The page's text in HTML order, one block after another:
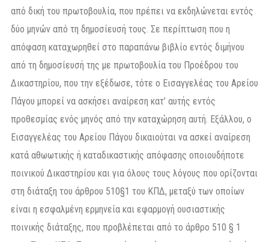
από δική του πρωτοβουλία, που πρέπει να εκδηλώνεται εντός
δύο μηνών από τη δημοσίευσή τους. Σε περίπτωση που η
απόφαση καταχωρηθεί στο παραπάνω βιβλίο εντός διμήνου
από τη δημοσίευσή της με πρωτοβουλία του Προέδρου του
Δικαστηρίου, που την εξέδωσε, τότε ο Εισαγγελέας του Αρείου
Πάγου μπορεί να ασκήσει αναίρεση κατ’ αυτής εντός
προθεσμίας ενός μηνός από την καταχώρηση αυτή. Εξάλλου, ο
Εισαγγελέας του Αρείου Πάγου δικαιούται να ασκεί αναίρεση
κατά αθωωτικής ή καταδικαστικής απόφασης οποιουδήποτε
ποινικού Δικαστηρίου και για όλους τους λόγους που ορίζονται
στη διάταξη του άρθρου 510§1 του ΚΠΔ, μεταξύ των οποίων
είναι η εσφαλμένη ερμηνεία και εφαρμογή ουσιαστικής
ποινικής διάταξης, που προβλέπεται από το άρθρο 510 § 1